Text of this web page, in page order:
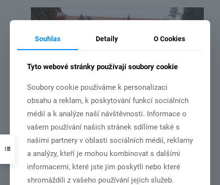
soustředění podzimní Domažlice 26.10.÷30.10.2021
Číst více
Souhlas Detaily O Cookies
Tyto webové stránky používají soubory cookie
Soubory cookie používáme k personalizaci
obsahu a reklam, k poskytování funkcí sociálních
médií a k analýze naší návštěvnosti. Informace o
vašem používání našich stránek sdílíme také s
našimi partnery v oblasti sociálních médií, reklamy
a analýzy, kteří je mohou kombinovat s dalšími
informacemi, které jste jim poskytli nebo které
shromáždili z vašeho používání jejich služeb.